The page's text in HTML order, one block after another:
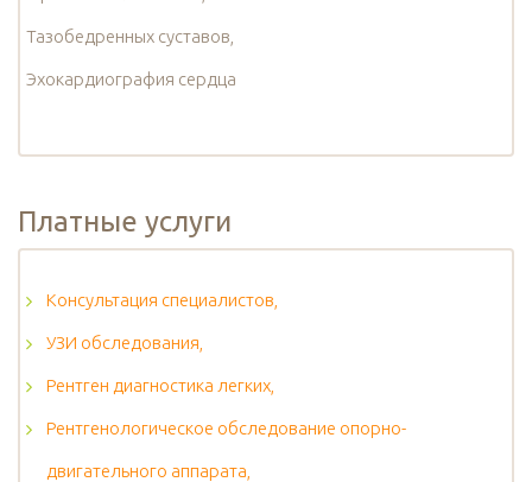
Тазобедренных суставов,
Эхокардиография сердца
Платные услуги
Консультация специалистов,
УЗИ обследования,
Рентген диагностика легких,
Рентгенологическое обследование опорно-
двигательного аппарата,